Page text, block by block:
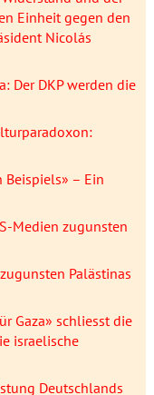
Einheit gegen den
Nicolás
Der DKP werden die
Beispiels» – Ein
Medien zugunsten
Palästinas
Gaza» schliesst die
israelische
Deutschlands